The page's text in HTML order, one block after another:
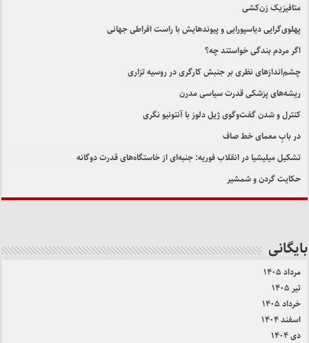
متافیزیک زن‌کشی
پهلوی‌گرایی دیاسپورایی و پیوندهایش با راست افراطی جهانی
اگر مردم بندگی خواستند چه؟
چشم‌اندازهای نظری بر جنبش کارگری در روسیه تزاری
ریشه‌های پزشکی قدرت سیاسی مدرن
کنترل و شدن گفت‌وگوی ژیل دلوز با آنتونیو نگری
در بابِ معمای خط صاف
تشکیل میلیشیا در انقلاب فوریه: جنبه‌ای از خاستگاه‌های قدرت دوگانه
حکایت گردن و شمشیر
بایگانی
مرداد ۱۴۰۵
تیر ۱۴۰۵
خرداد ۱۴۰۵
اسفند ۱۴۰۴
دی ۱۴۰۴